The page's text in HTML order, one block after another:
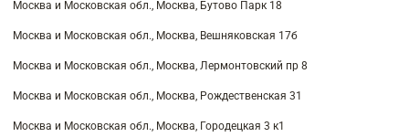
Москва и Московская обл., Москва, Бутово Парк 18
Москва и Московская обл., Москва, Вешняковская 17б
Москва и Московская обл., Москва, Лермонтовский пр 8
Москва и Московская обл., Москва, Рождественская 31
Москва и Московская обл., Москва, Городецкая 3 к1